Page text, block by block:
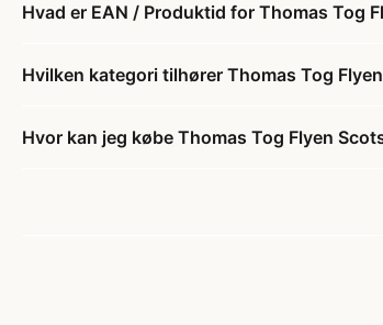
Hvad er EAN / Produktid for Thomas Tog
Hvilken kategori tilhører Thomas Tog
Hvor kan jeg købe Thomas Tog Flyen